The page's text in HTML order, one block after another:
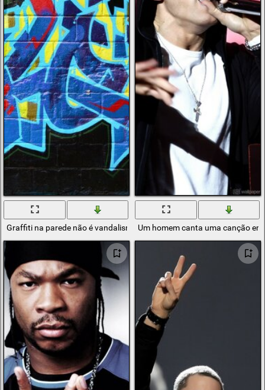
Graffiti na parede não é vandalismo Um homem canta uma canção